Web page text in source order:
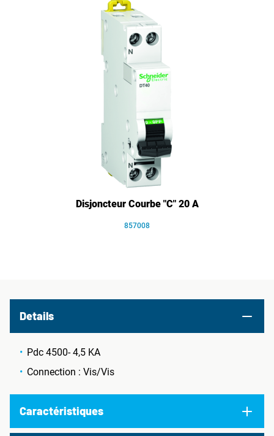
Disjoncteur Courbe "C" 20 A
857008
Details
Pdc 4500- 4,5 KA
Connection : Vis/Vis
Caractéristiques